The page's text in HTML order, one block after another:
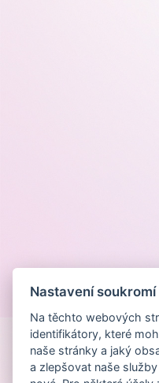
Nastavení soukromí
Na těchto webových
identifikátory, které
naše stránky a jaký
a zlepšovat naše